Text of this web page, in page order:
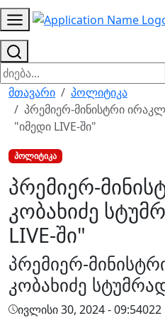
მთავარი
პოლიტიკა
პრემიერ-მინისტრი
"იმედი LIVE-ში"
პოლიტიკა
პრემიერ-
კობახიძე
LIVE-ში"
პრემიერ-
კობახიძე
ივლისი 30, 2024 - 09:54022